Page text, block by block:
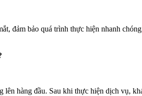
đảm bảo quá trình thực hiện nhanh
hàng đầu. Sau khi thực hiện dịch vụ,